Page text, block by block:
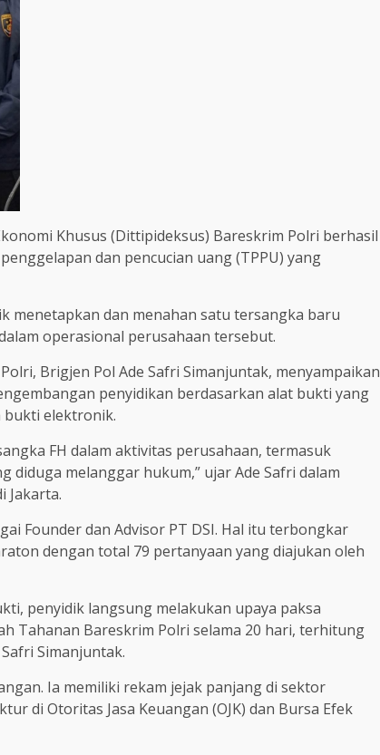
Khusus (Dittipideksus) Bareskrim Polri berhasil
dan pencucian uang (TPPU) yang
menetapkan dan menahan satu tersangka baru
operasional perusahaan tersebut.
Brigjen Pol Ade Safri Simanjuntak, menyampaikan
penyidikan berdasarkan alat bukti yang
bukti elektronik.
FH dalam aktivitas perusahaan, termasuk
melanggar hukum,” ujar Ade Safri dalam
Jakarta.
Founder dan Advisor PT DSI. Hal itu terbongkar
dengan total 79 pertanyaan yang diajukan oleh
penyidik langsung melakukan upaya paksa
Tahanan Bareskrim Polri selama 20 hari, terhitung
Simanjuntak.
Ia memiliki rekam jejak panjang di sektor
di Otoritas Jasa Keuangan (OJK) dan Bursa Efek